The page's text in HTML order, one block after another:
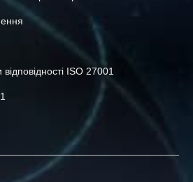
ISO 27001